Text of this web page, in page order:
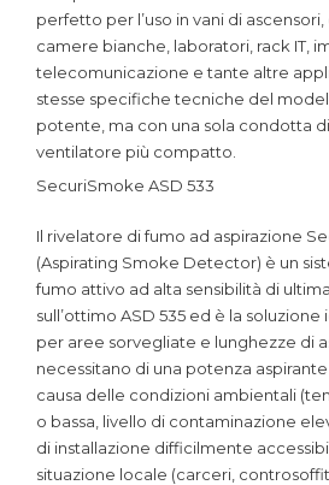
perfetto per l’uso in vani di
camere bianche, laboratori, rack IT,
telecomunicazione e tante altre
stesse specifiche tecniche del
potente, ma con una sola condotta
ventilatore più compatto.
SecuriSmoke ASD 533
Il rivelatore di fumo ad aspirazione
(Aspirating Smoke Detector) è un
fumo attivo ad alta sensibilità di
sull’ottimo ASD 535 ed è la
per aree sorvegliate e lunghezze di
necessitano di una potenza
causa delle condizioni ambientali
o bassa, livello di contaminazione
di installazione difficilmente
situazione locale (carceri,